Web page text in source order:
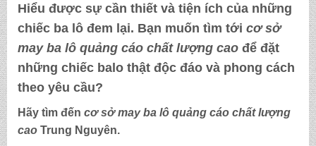
Hiểu được sự cần thiết và tiện ích của những
chiếc ba lô đem lại. Bạn muốn tìm tới cơ sở
may ba lô quảng cáo chất lượng caođể đặt
những chiếc balo thật độc đáo và phong cách
theo yêu cầu?
Hãy tìm đến cơ sở may ba lô quảng cáo chất lượng
cao Trung Nguyên.